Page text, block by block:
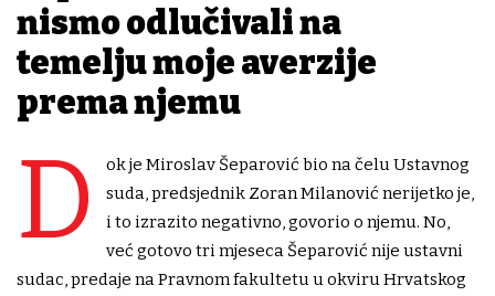
nismo odlučivali na
temelju moje averzije
prema njemu
D
ok je Miroslav Šeparović bio na čelu Ustavnog
suda, predsjednik Zoran Milanović nerijetko je,
i to izrazito negativno, govorio o njemu. No,
već gotovo tri mjeseca Šeparović nije ustavni
sudac, predaje na Pravnom fakultetu u okviru Hrvatskog